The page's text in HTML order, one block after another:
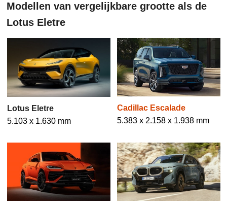
Modellen van vergelijkbare grootte als de
Lotus Eletre
Lotus Eletre
5.103 x 1.630 mm
Cadillac Escalade
5.383 x 2.158 x 1.938 mm